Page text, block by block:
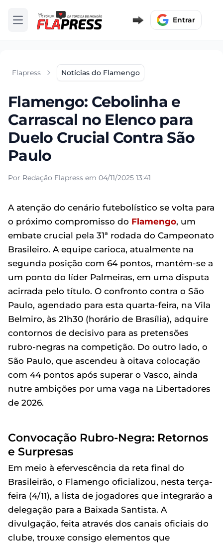
Abrir menu Entrar
Flapress Notícias do Flamengo
Flamengo: Cebolinha e
Carrascal no Elenco para
Duelo Crucial Contra São
Paulo
Por Redação Flapress em 04/11/2025 13:41
A atenção do cenário futebolístico se volta para
o próximo compromisso do Flamengo, um
embate crucial pela 31ª rodada do Campeonato
Brasileiro. A equipe carioca, atualmente na
segunda posição com 64 pontos, mantém-se a
um ponto do líder Palmeiras, em uma disputa
acirrada pelo título. O confronto contra o São
Paulo, agendado para esta quarta-feira, na Vila
Belmiro, às 21h30 (horário de Brasília), adquire
contornos de decisivo para as pretensões
rubro-negras na competição. Do outro lado, o
São Paulo, que ascendeu à oitava colocação
com 44 pontos após superar o Vasco, ainda
nutre ambições por uma vaga na Libertadores
de 2026.
Convocação Rubro-Negra: Retornos
e Surpresas
Em meio à efervescência da reta final do
Brasileirão, o Flamengo oficializou, nesta terça-
feira (4/11), a lista de jogadores que integrarão a
delegação para a Baixada Santista. A
divulgação, feita através dos canais oficiais do
clube, trouxe consigo elementos que